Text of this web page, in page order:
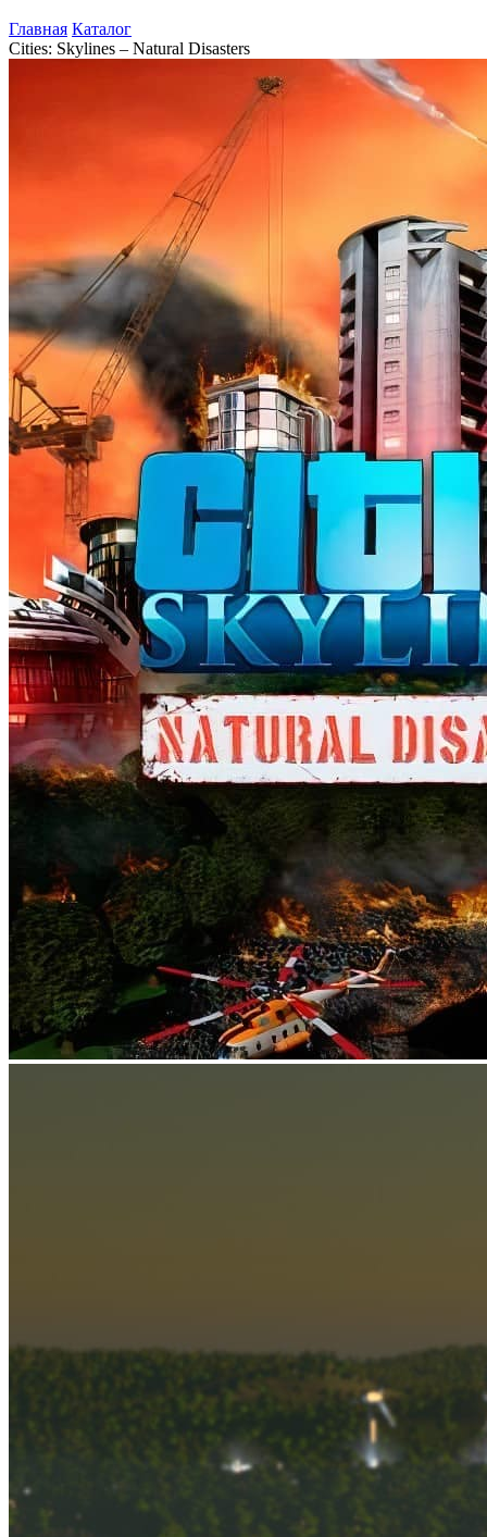
Главная Каталог
Cities: Skylines – Natural Disasters